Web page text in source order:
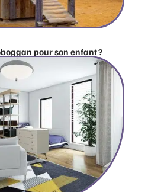
pour son enfant ?